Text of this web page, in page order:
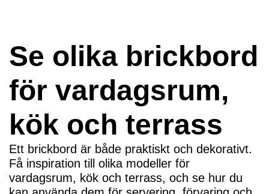
Se olika brickbord
för vardagsrum,
kök och terrass
Ett brickbord är både praktiskt och dekorativt.
Få inspiration till olika modeller för
vardagsrum, kök och terrass, och se hur du